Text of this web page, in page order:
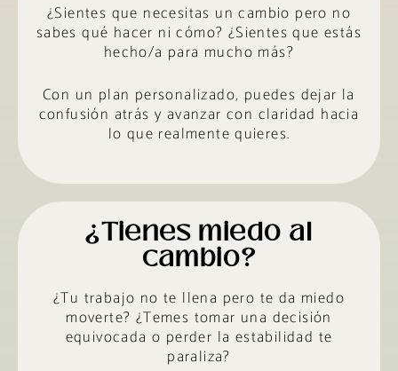
¿Sientes que necesitas un cambio pero no
sabes qué hacer ni cómo? ¿Sientes que estás
hecho/a para mucho más?
Con un plan personalizado, puedes dejar la
confusión atrás y avanzar con claridad hacia
lo que realmente quieres.
¿Tienes miedo al
cambio?
¿Tu trabajo no te llena pero te da miedo
moverte? ¿Temes tomar una decisión
equivocada o perder la estabilidad te
paraliza?